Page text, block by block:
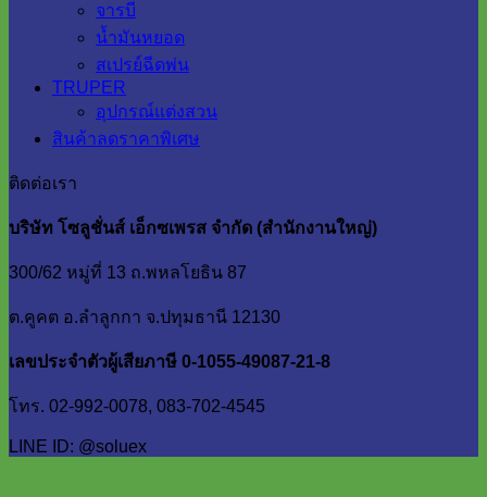
จารบี
น้ำมันหยอด
สเปรย์ฉีดพ่น
TRUPER
อุปกรณ์แต่งสวน
สินค้าลดราคาพิเศษ
ติดต่อเรา
บริษัท โซลูชั่นส์ เอ็กซเพรส จำกัด (สำนักงานใหญ่)
300/62 หมู่ที่ 13 ถ.พหลโยธิน 87
ต.คูคต อ.ลำลูกกา จ.ปทุมธานี 12130
เลขประจำตัวผู้เสียภาษี 0-1055-49087-21-8
โทร. 02-992-0078, 083-702-4545
LINE ID: @soluex